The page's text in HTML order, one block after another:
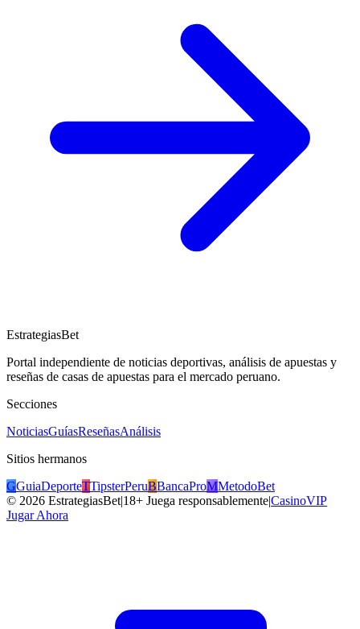
EstrategiasBet
Portal independiente de noticias deportivas, análisis de apuestas y
reseñas de casas de apuestas para el mercado peruano.
Secciones
NoticiasGuíasReseñasAnálisis
Sitios hermanos
GGuiaDeporteTTipsterPeruBBancaProMMetodoBet
© 2026 EstrategiasBet|18+ Juega responsablemente|CasinoVIP
Jugar Ahora